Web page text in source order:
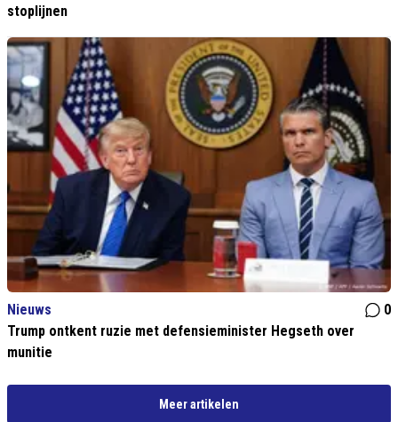
stoplijnen
Nieuws
0
Trump ontkent ruzie met defensieminister Hegseth over
munitie
Meer artikelen